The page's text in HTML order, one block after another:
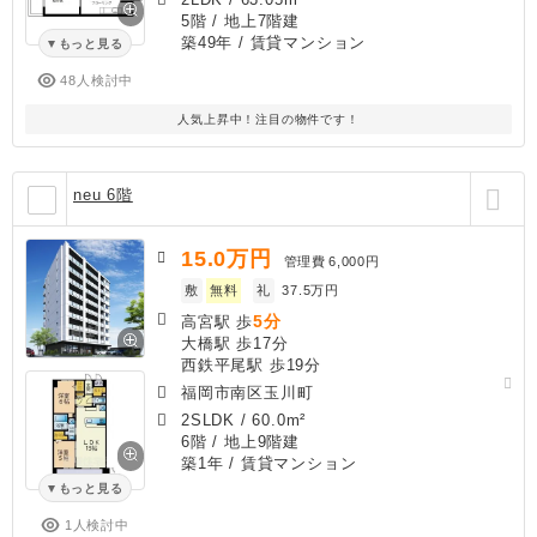
もっと見る
48人検討中
5階 / 地上7階建
築49年 / 賃貸マンション
人気上昇中！注目の物件です！
neu 6階
もっと見る
1人検討中
15.0万円 管理費 6,000円
敷
無料 礼 37.5万円
高宮駅 歩5分
大橋駅 歩17分
西鉄平尾駅 歩19分
福岡市南区玉川町
2SLDK /60.0m²
6階 / 地上9階建
築1年 / 賃貸マンション